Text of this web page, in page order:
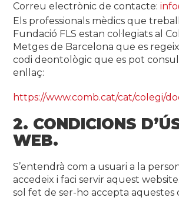
Correu electrònic de contacte:
Els professionals mèdics que
Fundació FLS estan col·legiats al
Metges de Barcelona que es
codi deontològic que es pot
enllaç:
https://www.comb.cat/cat/colegi/
2. CONDICIONS
WEB.
S’entendrà com a usuari a la
accedeix i faci servir aquest website.
sol fet de ser-ho accepta aquestes